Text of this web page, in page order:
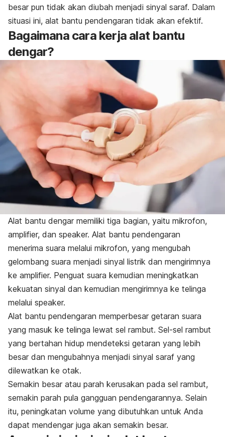
besar pun tidak akan diubah menjadi sinyal saraf. Dalam
situasi ini, alat bantu pendengaran tidak akan efektif.
Bagaimana cara kerja alat bantu
dengar?
Alat bantu dengar memiliki tiga bagian, yaitu mikrofon,
amplifier, dan speaker. Alat bantu pendengaran
menerima suara melalui mikrofon, yang mengubah
gelombang suara menjadi sinyal listrik dan mengirimnya
ke amplifier. Penguat suara kemudian meningkatkan
kekuatan sinyal dan kemudian mengirimnya ke telinga
melalui speaker.
Alat bantu pendengaran memperbesar getaran suara
yang masuk ke telinga lewat sel rambut. Sel-sel rambut
yang bertahan hidup mendeteksi getaran yang lebih
besar dan mengubahnya menjadi sinyal saraf yang
dilewatkan ke otak.
Semakin besar atau parah kerusakan pada sel rambut,
semakin parah pula gangguan pendengarannya. Selain
itu, peningkatan volume yang dibutuhkan untuk Anda
dapat mendengar juga akan semakin besar.